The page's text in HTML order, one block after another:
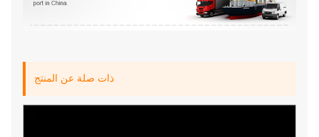
ذات صلة عن المنتج